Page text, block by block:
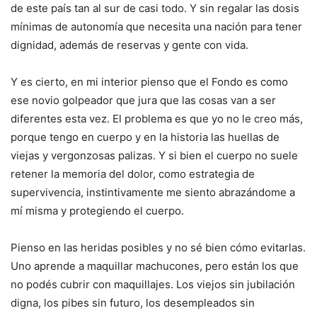
de este país tan al sur de casi todo. Y sin regalar las dosis
mínimas de autonomía que necesita una nación para tener
dignidad, además de reservas y gente con vida.
Y es cierto, en mi interior pienso que el Fondo es como
ese novio golpeador que jura que las cosas van a ser
diferentes esta vez. El problema es que yo no le creo más,
porque tengo en cuerpo y en la historia las huellas de
viejas y vergonzosas palizas. Y si bien el cuerpo no suele
retener la memoria del dolor, como estrategia de
supervivencia, instintivamente me siento abrazándome a
mí misma y protegiendo el cuerpo.
Pienso en las heridas posibles y no sé bien cómo evitarlas.
Uno aprende a maquillar machucones, pero están los que
no podés cubrir con maquillajes. Los viejos sin jubilación
digna, los pibes sin futuro, los desempleados sin